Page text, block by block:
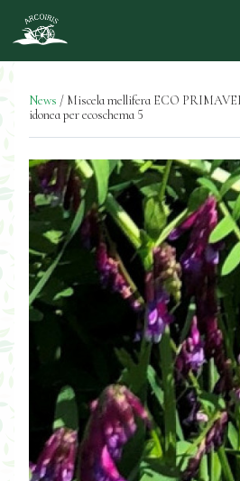
News / Miscela mellifera ECO
idonea per ecoschema 5